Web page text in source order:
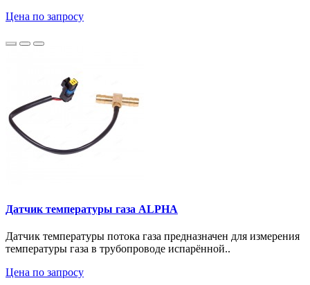
Цена по запросу
Датчик температуры газа ALPHA
Датчик температуры потока газа предназначен для измерения
температуры газа в трубопроводе испарённой..
Цена по запросу